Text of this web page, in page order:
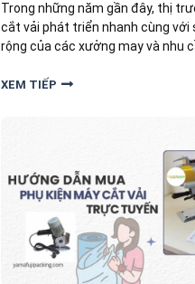
Trong những năm gần đây, thị
cắt vải phát triển nhanh cùng với
rộng của các xưởng may và nhu
dẫn phân biệt máy cắt vải thật -
XEM TIẾP